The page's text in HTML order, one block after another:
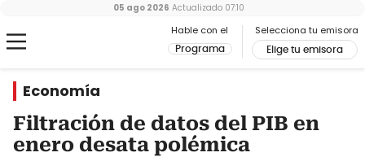
Hable con el
Programa
Selecciona tu emisora
Elige tu emisora
05 ago 2026 Actualizado 07:10
Economía
Filtración de datos del PIB en
enero desata polémica